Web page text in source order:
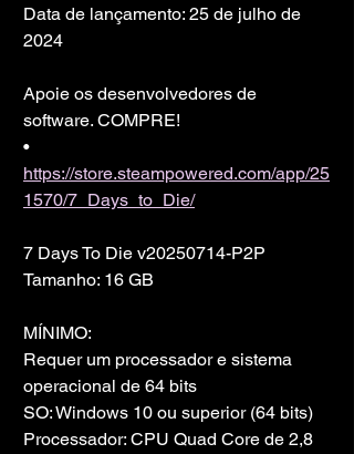
Data de lançamento: 25 de julho de
2024
Apoie os desenvolvedores de
software. COMPRE!
•
https://store.steampowered.com/app/25
1570/7_Days_to_Die/
7 Days To Die v20250714-P2P
Tamanho: 16 GB
MÍNIMO:
Requer um processador e sistema
operacional de 64 bits
SO: Windows 10 ou superior (64 bits)
Processador: CPU Quad Core de 2,8